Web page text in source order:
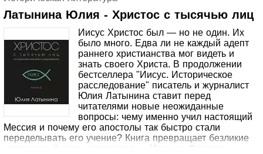
гордыню с волей Аллаха?
Латынина Юлия - Христос с тысячью лиц
Иисус Христос был — но не один. Их
было много. Едва ли не каждый адепт
раннего христианства мог видеть и
знать своего Христа. В продолжении
бестселлера "Иисус. Историческое
расследование" писатель и журналист
Юлия Латынина ставит перед
читателями новые неожиданные
вопросы: чему именно учил настоящий
Мессия и почему его апостолы так быстро стали
переделывать его учение? Книга превращает безликие
статичные фигуры апостолов — Иоанна, Филиппа,